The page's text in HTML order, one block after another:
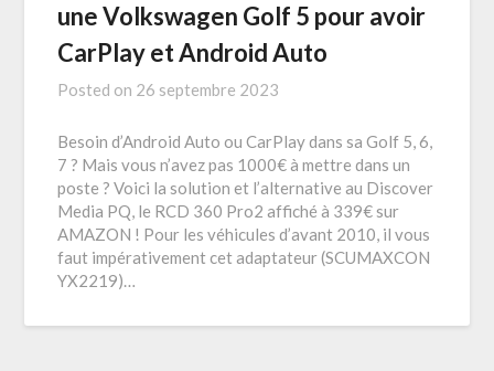
une Volkswagen Golf 5 pour avoir
CarPlay et Android Auto
Posted on 26 septembre 2023
Besoin d’Android Auto ou CarPlay dans sa Golf 5, 6,
7 ? Mais vous n’avez pas 1000€ à mettre dans un
poste ? Voici la solution et l’alternative au Discover
Media PQ, le RCD 360 Pro2 affiché à 339€ sur
AMAZON ! Pour les véhicules d’avant 2010, il vous
faut impérativement cet adaptateur (SCUMAXCON
YX2219)…